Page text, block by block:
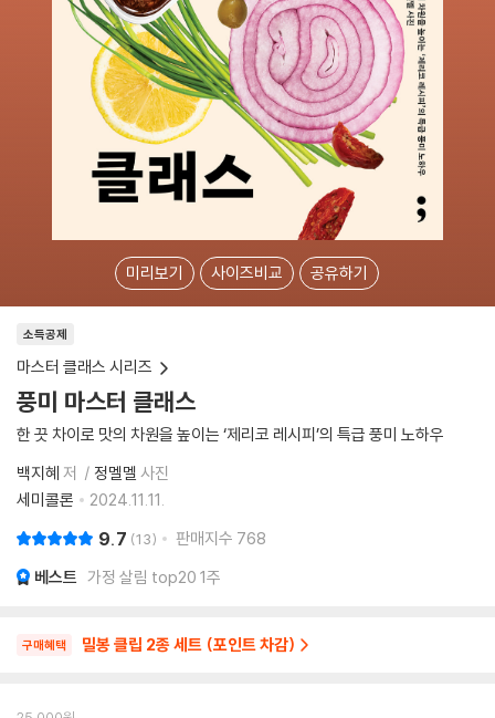
미리보기 사이즈비교 공유하기
소득공제
마스터 클래스 시리즈
풍미 마스터 클래스
한 끗 차이로 맛의 차원을 높이는 ‘제리코 레시피’의 특급 풍미 노하우
백지혜 저 정멜멜 사진
세미콜론
2024.11.11.
9.7 13 판매지수 768
베스트 가정 살림 top20 1주
구매혜택 밀봉 클립 2종 세트 (포인트 차감)